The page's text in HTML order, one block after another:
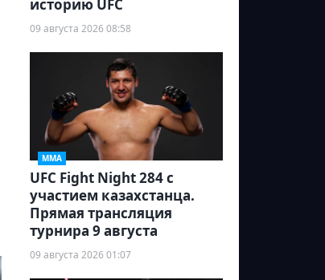
историю UFC
09 августа 2026 08:58
ММА
UFC Fight Night 284 с
участием казахстанца.
Прямая трансляция
турнира 9 августа
09 августа 2026 01:07